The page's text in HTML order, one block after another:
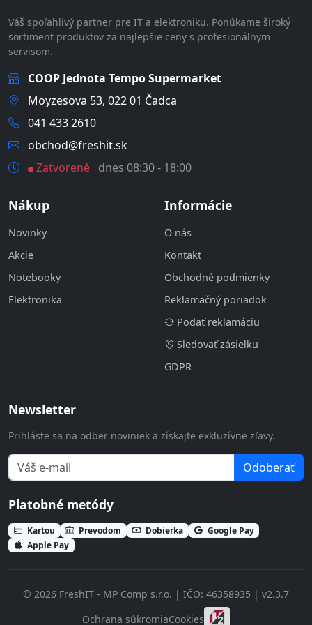
Váš spoľahlivý partner pre IT a elektroniku. Ponúkame široký
sortiment produktov za najlepšie ceny s profesionálnym
servisom.
COOP Jednota Tempo Supermarket
Moyzesova 53, 022 01 Čadca
041 433 2610
obchod@freshit.sk
Zatvorené dnes 08:30 - 18:00
Nákup
Novinky
Akcie
Notebooky
Elektronika
Informácie
O nás
Kontakt
Obchodné podmienky
Reklamačný poriadok
Podať reklamáciu
Sledovať zásielku
GDPR
Newsletter
Prihláste sa na odber noviniek a získajte exkluzívne zľavy.
Odoberať
Platobné metódy
Kartou Prevodom Dobierka
Google Pay
Apple Pay
© 2026 FreshIT - MP Comp s.r.o. | IČO: 46358935 | v2.3.7
Ochrana súkromiaCookies